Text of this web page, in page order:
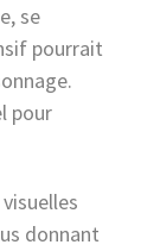
se
pourrait
pour
donnant